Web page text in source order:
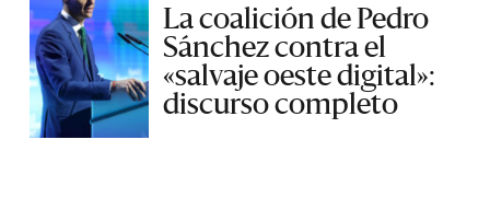
La coalición de Pedro
Sánchez contra el
«salvaje oeste digital»:
discurso completo